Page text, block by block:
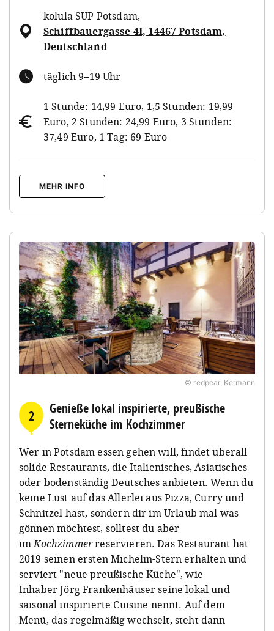
kolula SUP Potsdam,
Schiffbauergasse 4I, 14467 Potsdam,
Deutschland
täglich 9–19 Uhr
1 Stunde: 14,99 Euro, 1,5 Stunden: 19,99
Euro, 2 Stunden: 24,99 Euro, 3 Stunden:
37,49 Euro, 1 Tag: 69 Euro
MEHR INFO
© redpear, Kermann
2
Genieße lokal inspirierte, preußische
Sterneküche im Kochzimmer
Wer in Potsdam essen gehen will, findet überall
solide Restaurants, die Italienisches, Asiatisches
oder bodenständig Deutsches anbieten. Wenn du
keine Lust auf das Allerlei aus Pizza, Curry und
Schnitzel hast, sondern dir im Urlaub mal was
gönnen möchtest, solltest du aber
imKochzimmerreservieren. Das Restaurant hat
2019 seinen ersten Michelin-Stern erhalten und
serviert "neue preußische Küche", wie
Inhaber Jörg Frankenhäuser seine lokal und
saisonal inspirierte Cuisine nennt. Auf dem
Menü, das regelmäßig wechselt, steht dann